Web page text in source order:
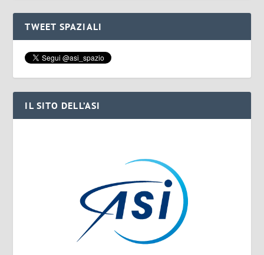
TWEET SPAZIALI
IL SITO DELL’ASI